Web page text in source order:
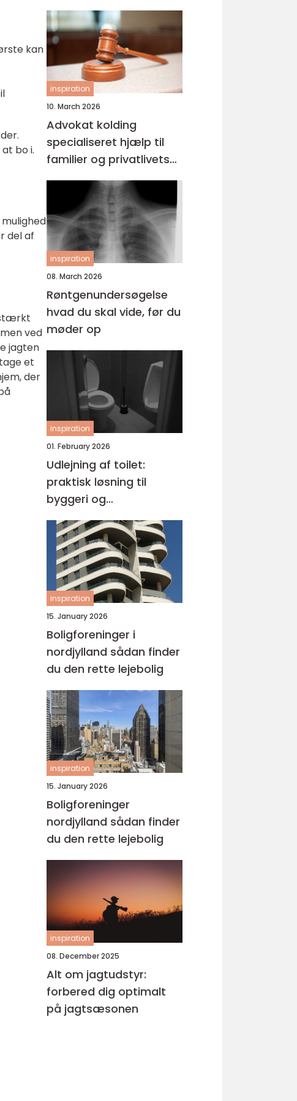
kan
bo i.
del af
ved
jagten
et
der
inspiration
10. March 2026
Advokat kolding
specialiseret hjælp til
familier og privatlivets
jura
inspiration
08. March 2026
Røntgenundersøgelse
hvad du skal vide, før du
møder op
inspiration
01. February 2026
Udlejning af toilet:
praktisk løsning til
byggeri og
arrangementer
inspiration
15. January 2026
Boligforeninger i
nordjylland sådan finder
du den rette lejebolig
inspiration
15. January 2026
Boligforeninger
nordjylland sådan finder
du den rette lejebolig
inspiration
08. December 2025
Alt om jagtudstyr:
forbered dig optimalt
på jagtsæsonen